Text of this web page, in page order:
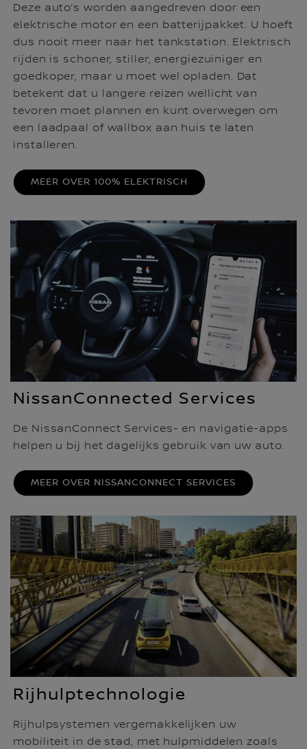
Deze auto’s worden aangedreven door een
elektrische motor en een batterijpakket. U hoeft
dus nooit meer naar het tankstation. Elektrisch
rijden is schoner, stiller, energiezuiniger en
goedkoper, maar u moet wel opladen. Dat
betekent dat u langere reizen wellicht van
tevoren moet plannen en kunt overwegen om
een laadpaal of wallbox aan huis te laten
installeren.
MEER OVER 100% ELEKTRISCH
NissanConnected Services
De NissanConnect Services- en navigatie-apps
helpen u bij het dagelijks gebruik van uw auto.
MEER OVER NISSANCONNECT SERVICES
Rijhulptechnologie
Rijhulpsystemen vergemakkelijken uw
mobiliteit in de stad, met hulpmiddelen zoals